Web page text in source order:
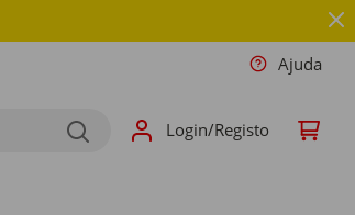
Ajuda
Login/Registo